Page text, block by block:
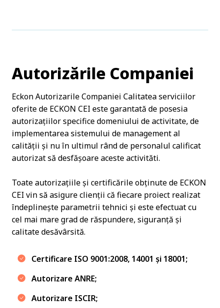
Autorizările Companiei
Eckon Autorizarile Companiei Calitatea serviciilor
oferite de ECKON CEI este garantată de posesia
autorizațiilor specifice domeniului de activitate, de
implementarea sistemului de management al
calității și nu în ultimul rând de personalul calificat
autorizat să desfășoare aceste activităti.
Toate autorizațiile și certificările obținute de ECKON
CEI vin să asigure clienții că fiecare proiect realizat
îndeplinește parametrii tehnici și este efectuat cu
cel mai mare grad de răspundere, siguranță și
calitate desăvârsită.
Certificare ISO 9001:2008, 14001 și 18001;
Autorizare ANRE;
Autorizare ISCIR;